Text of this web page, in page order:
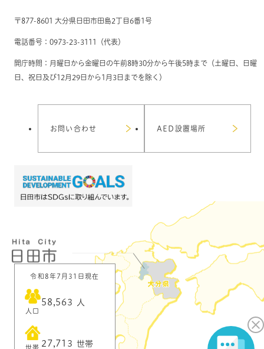
〒877-8601 大分県日田市田島2丁目6番1号
電話番号：0973-23-3111（代表）
開庁時間：月曜日から金曜日の午前8時30分から午後5時まで（土曜日、日曜
日、祝日及び12月29日から1月3日までを除く）
お問い合わせ AED設置場所
令和8年7月31日現在
人口
58,563 人
世帯 27,713 世帯